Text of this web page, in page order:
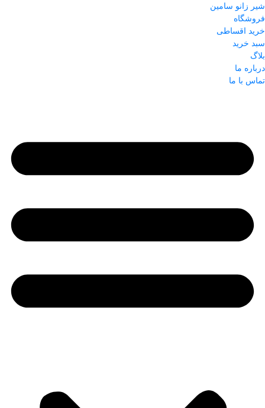
شیر زانو سامین
فروشگاه
خرید اقساطی
سبد خرید
بلاگ
درباره ما
تماس با ما